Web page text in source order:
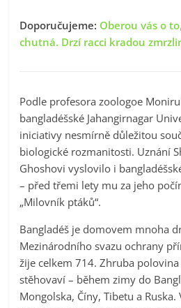
Doporučujeme: Oberou vás o
chutná. Drzí racci kradou
Podle profesora zoologoe
bangladéšské Jahangirnagar
iniciativy nesmírně důležitou
biologické rozmanitosti. Uznání
Ghoshovi vyslovilo i
– před třemi lety mu za jeho
„Milovník ptáků“.
Bangladéš je domovem mnoha
Mezinárodního svazu ochrany
žije celkem 714. Zhruba
stěhovaví – během zimy do
Mongolska, Číny, Tibetu a